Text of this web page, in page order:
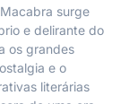
surge
e delirante do
os grandes
e o
literárias